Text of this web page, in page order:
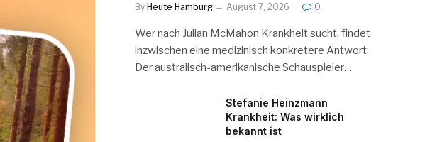
By Heute Hamburg August 7, 2026 0
Wer nach Julian McMahon Krankheit sucht, findet
inzwischen eine medizinisch konkretere Antwort:
Der australisch-amerikanische Schauspieler…
Stefanie Heinzmann
Krankheit: Was wirklich
bekannt ist